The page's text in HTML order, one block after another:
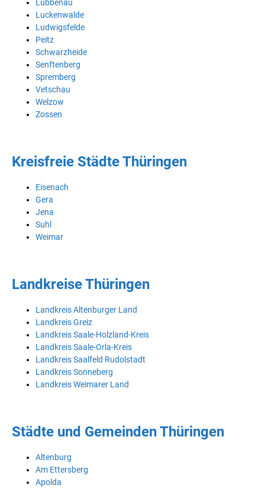
Lübbenau
Luckenwalde
Ludwigsfelde
Peitz
Schwarzheide
Senftenberg
Spremberg
Vetschau
Welzow
Zossen
Kreisfreie Städte Thüringen
Eisenach
Gera
Jena
Suhl
Weimar
Landkreise Thüringen
Landkreis Altenburger Land
Landkreis Greiz
Landkreis Saale-Holzland-Kreis
Landkreis Saale-Orla-Kreis
Landkreis Saalfeld Rudolstadt
Landkreis Sonneberg
Landkreis Weimarer Land
Städte und Gemeinden Thüringen
Altenburg
Am Ettersberg
Apolda